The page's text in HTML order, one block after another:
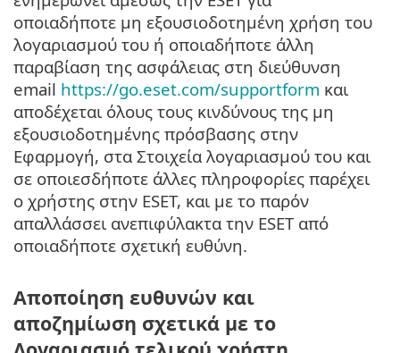
οποιαδήποτε μη εξουσιοδοτημένη χρήση του
λογαριασμού του ή οποιαδήποτε άλλη
παραβίαση της ασφάλειας στη διεύθυνση
email https://go.eset.com/supportform και
αποδέχεται όλους τους κινδύνους της μη
εξουσιοδοτημένης πρόσβασης στην
Εφαρμογή, στα Στοιχεία λογαριασμού του και
σε οποιεσδήποτε άλλες πληροφορίες παρέχει
ο χρήστης στην ESET, και με το παρόν
απαλλάσσει ανεπιφύλακτα την ESET από
οποιαδήποτε σχετική ευθύνη.
Αποποίηση ευθυνών και
αποζημίωση σχετικά με το